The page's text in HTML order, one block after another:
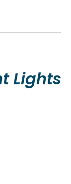
Lights